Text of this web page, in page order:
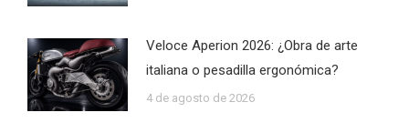
Veloce Aperion 2026: ¿Obra de arte
italiana o pesadilla ergonómica?
4 de agosto de 2026